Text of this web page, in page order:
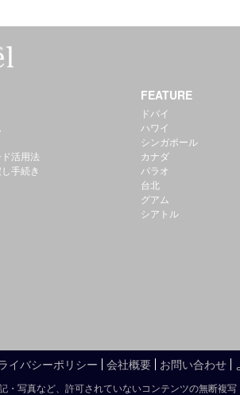
活用法
手続き
FEATURE
ドバイ
ハワイ
シンガポール
カナダ
パラオ
台北
グアム
シアトル
イバシーポリシー 会社概要 お問い合わせ
・写真など、許可されていないコンテンツの無断複